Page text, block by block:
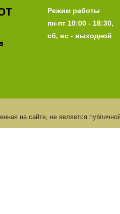
Режим работы
пн-пт 10:00 - 18:30,
сб, вс - выходной
на сайте, не является